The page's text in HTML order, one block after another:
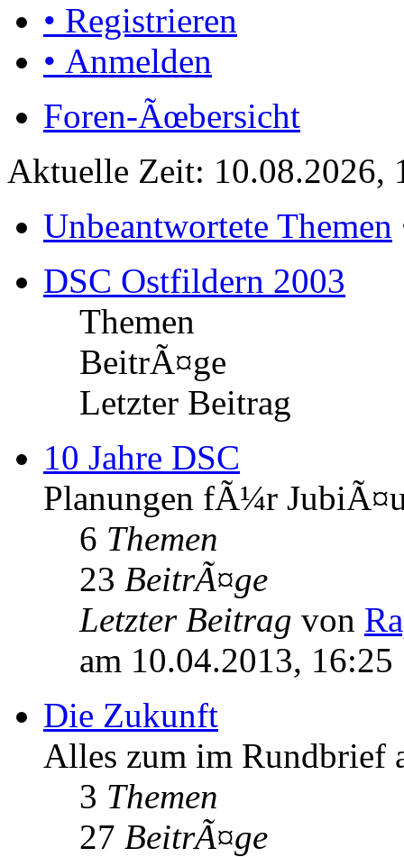
• Registrieren
• Anmelden
Foren-Ãœbersicht
Aktuelle Zeit: 10.08.2026,
Unbeantwortete Themen
DSC Ostfildern 2003
Themen
BeitrÃ¤ge
Letzter Beitrag
10 Jahre DSC
Planungen fÃ¼r
6 Themen
23 BeitrÃ¤ge
Letzter Beitrag von
am 10.04.2013, 16:25
Die Zukunft
Alles zum im Rundbrief
3 Themen
27 BeitrÃ¤ge